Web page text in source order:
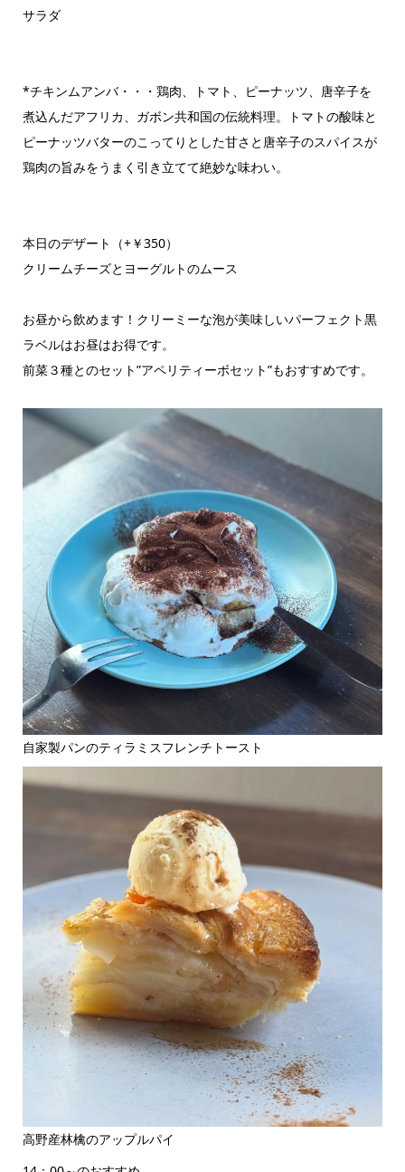
サラダ
*チキンムアンバ・・・鶏肉、トマト、ピーナッツ、唐辛子を
煮込んだアフリカ、ガボン共和国の伝統料理。トマトの酸味と
ピーナッツバターのこってりとした甘さと唐辛子のスパイスが
鶏肉の旨みをうまく引き立てて絶妙な味わい。
本日のデザート（+￥350）
クリームチーズとヨーグルトのムース
お昼から飲めます！クリーミーな泡が美味しいパーフェクト黒
ラベルはお昼はお得です。
前菜３種とのセット”アペリティーボセット”もおすすめです。
自家製パンのティラミスフレンチトースト
高野産林檎のアップルパイ